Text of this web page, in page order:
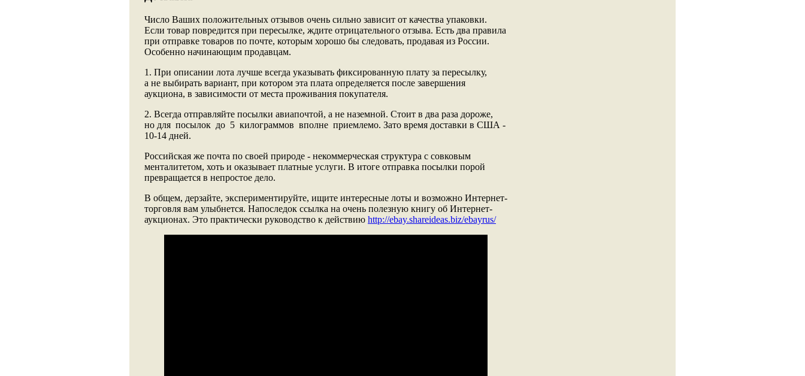
Число Ваших положительных отзывов очень сильно зависит от качества упаковки.
Если товар повредится при пересылке, ждите отрицательного отзыва. Есть два правила
при отправке товаров по почте, которым хорошо бы следовать, продавая из России.
Особенно начинающим продавцам.
1. При описании лота лучше всегда указывать фиксированную плату за пересылку,
а не выбирать вариант, при котором эта плата определяется после завершения
аукциона, в зависимости от места проживания покупателя.
2. Всегда отправляйте посылки авиапочтой, а не наземной. Стоит в два раза дороже,
но для посылок до 5 килограммов вполне приемлемо. Зато время доставки в США -
10-14 дней.
Российская же почта по своей природе - некоммерческая структура с совковым
менталитетом, хоть и оказывает платные услуги. В итоге отправка посылки порой
превращается в непростое дело.
В общем, дерзайте, экспериментируйте, ищите интересные лоты и возможно Интернет-
торговля вам улыбнется. Напоследок ссылка на очень полезную книгу об Интернет-
аукционах. Это практически руководство к действию http://ebay.shareideas.biz/ebayrus/